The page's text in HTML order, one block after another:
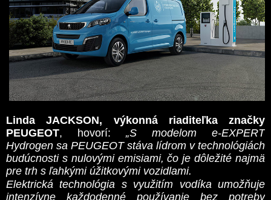
Linda JACKSON, výkonná riaditeľka značky
PEUGEOT, hovorí: „S modelom e-EXPERT
Hydrogen sa PEUGEOT stáva lídrom v technológiách
budúcnosti s nulovými emisiami, čo je dôležité najmä
pre trh s ľahkými úžitkovými vozidlami.
Elektrická technológia s využitím vodíka umožňuje
intenzívne každodenné používanie bez potreby